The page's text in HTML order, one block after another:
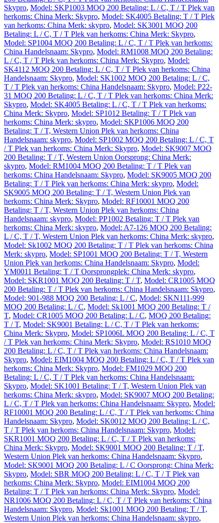
Skypro, Model: SKP1003 MOQ 200 Betaling: L / C, T / T Plek van
herkoms: China Merk: Skypro, Model: SK4005 Betaling: T / T Plek
van herkoms: China Merk: skypro, Model: SK3001 MOQ 200
Betaling: L / C, T / T Plek van herkoms: China Merk: Skypro,
Model: SP1004 MOQ 200 Betaling: L / C, T / T Plek van herkoms:
China Handelsnaam: Skypro, Model: RM1008 MOQ 200 Betaling:
L / C, T / T Plek van herkoms: China Merk: Skypro, Model:
SK4112 MOQ 200 Betaling: L / C, T / T Plek van herkoms: China
Handelsnaam: Skypro, Model: SK1002 MOQ 200 Betaling: L / C,
T / T Plek van herkoms: China Handelsnaam: Skypro, Model: P22-
31 MOQ 200 Betaling: L / C, T / T Plek van herkoms: China Merk:
Skypro, Model: SK4005 Betaling: L / C, T / T Plek van herkoms:
China Merk: Skypro, Model: SP1012 Betaling: T / T Plek van
herkoms: China Merk: skypro, Model: SKP1006 MOQ 200
Betaling: T / T, Western Union Plek van herkoms: China
Handelsnaam: skypro, Model: SP1002 MOQ 200 Betaling: L / C, T
/ T Plek van herkoms: China Merk: Skypro, Model: SK9007 MOQ
200 Betaling: T / T, Western Union Oorsprong: China Merk:
skypro, Model: RM1004 MOQ 200 Betaling: T / T Plek van
herkoms: China Handelsnaam: Skypro, Model: SK9005 MOQ 200
Betaling: T / T Plek van herkoms: China Merk: skypro, Model:
SK9005 MOQ 200 Betaling: T / T, Western Union Plek van
herkoms: China Merk: Skypro, Model: RF10001 MOQ 200
Betaling: T / T, Western Union Plek van herkoms: China
Handelsnaam: skypro, Model: PP1002 Betaling: T / T Plek van
herkoms: China Merk: skypro, Model: A7-126 MOQ 200 Betaling:
L / C, T / T, Western Union Plek van herkoms: China Merk: skypro,
Model: Sk1002 MOQ 200 Betaling: T / T Plek van herkoms: China
Merk: skypro, Model: SP1001 MOQ 200 Betaling: T / T, Western
Union Plek van herkoms: China Handelsnaam: Skypro, Model:
YM0011 Betaling: T / T Oorsprongplek: China Merk: skypro,
Model: SKR1001 MOQ 200 Betaling: T / T, Model: CR1005 MOQ
200 Betaling: T / T Plek van herkoms: China Handelsnaam: Skypro,
Model: 901-988 MOQ 200 Betaling: L / C, Model: SKN111-999
MOQ 200 Betaling: L / C, Model: Sk1001 MOQ 200 Betaling: T /
T, Model: CR1005 MOQ 200 Betaling: L / C, MOQ 200 Betaling:
T / T, Model: SK9001 Betaling: L / C, T / T Plek van herkoms:
China Merk: Skypro, Model: SP1006L MOQ 200 Betaling: L / C, T
/ T Plek van herkoms: China Merk: Skypro, Model: RS1010 MOQ
200 Betaling: L / C, T / T Plek van herkoms: China Handelsnaam:
Skypro, Model: EIM1004 MOQ 200 Betaling: L / C, T / T Plek van
herkoms: China Merk: Skypro, Model: FM1029 MOQ 200
Betaling: L / C, T / T Plek van herkoms: China Handelsnaam:
Skypro, Model: SK1001 Betaling: T / T, Western Union Plek van
herkoms: China Merk: skypro, Model: SK9007 MOQ 200 Betaling:
L / C, T / T Plek van herkoms: China Handelsnaam: Skypro, Model:
RF10001 MOQ 200 Betaling: L / C, T / T Plek van herkoms: China
Handelsnaam: Skypro, Model: SK0012 MOQ 200 Betaling: L / C,
T / T Plek van herkoms: China Handelsnaam: Skypro, Model:
SKR1001 MOQ 200 Betaling: L / C, T / T Plek van herkoms:
China Merk: Skypro, Model: SK9001 MOQ 200 Betaling: T / T,
Western Union Plek van herkoms: China Handelsnaam: Skypro,
Model: SK9001 MOQ 200 Betaling: L / C Oorsprong: China Merk:
Skypro, Model: SBR MOQ 200 Betaling: L / C, T / T Plek van
herkoms: China Merk: Skypro, Model: EIM1004 MOQ 200
Betaling: T / T Plek van herkoms: China Merk: Skypro, Model:
NR1006 MOQ 200 Betaling: L / C, T / T Plek van herkoms: China
Handelsnaam: Skypro, Model: Sk1001 MOQ 200 Betaling: T / T,
Western Union Plek van herkoms: China Handelsnaam: skypro,